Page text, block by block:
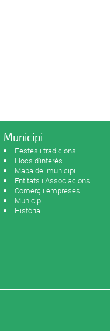
Municipi
Festes i tradicions
Llocs d'interès
Mapa del municipi
Entitats i Associacions
Comerç i empreses
Municipi
Història